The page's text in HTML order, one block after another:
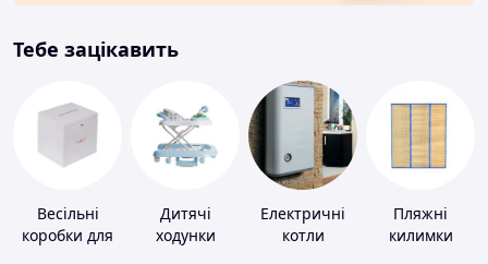
Тебе зацікавить
Весільні
коробки для
Дитячі
ходунки
Електричні
котли
Пляжні
килимки